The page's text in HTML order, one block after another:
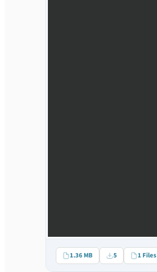
1.36 MB 5 1 Files